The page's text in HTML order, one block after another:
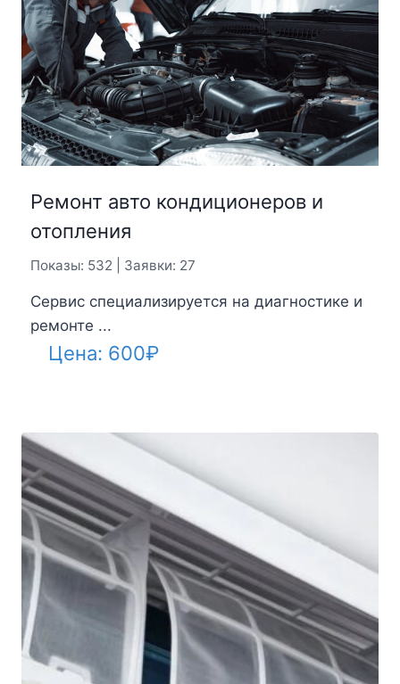
Ремонт авто кондиционеров и
отопления
Показы: 532 | Заявки: 27
Сервис специализируется на диагностике и
ремонте ...
Цена: 600₽